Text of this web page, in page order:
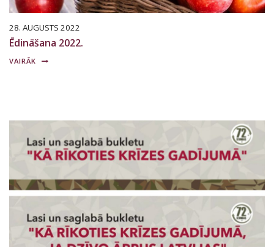
28. AUGUSTS 2022
Ēdināšana 2022.
VAIRĀK